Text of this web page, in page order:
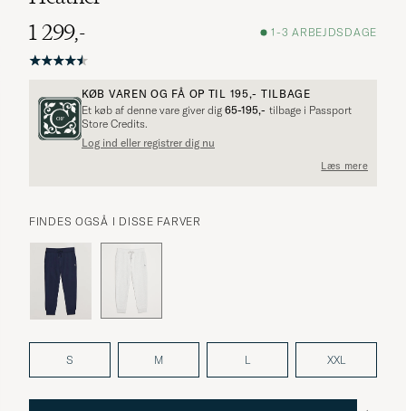
1 299,-
1-3 ARBEJDSDAGE
KØB VAREN OG FÅ OP TIL 195,- TILBAGE
Et køb af denne vare giver dig 65-195,- tilbage i Passport
Store Credits.
Log ind eller registrer dig nu
Læs mere
FINDES OGSÅ I DISSE FARVER
S M L XXL